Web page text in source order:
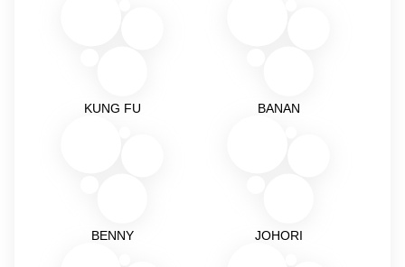
KUNG FU BANAN
BENNY JOHORI